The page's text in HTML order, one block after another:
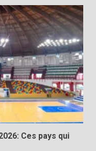
Ces pays qui